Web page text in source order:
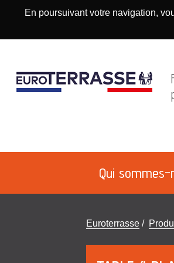
En poursuivant votre navigation,
Qui sommes-
Vous
Euroterrasse /